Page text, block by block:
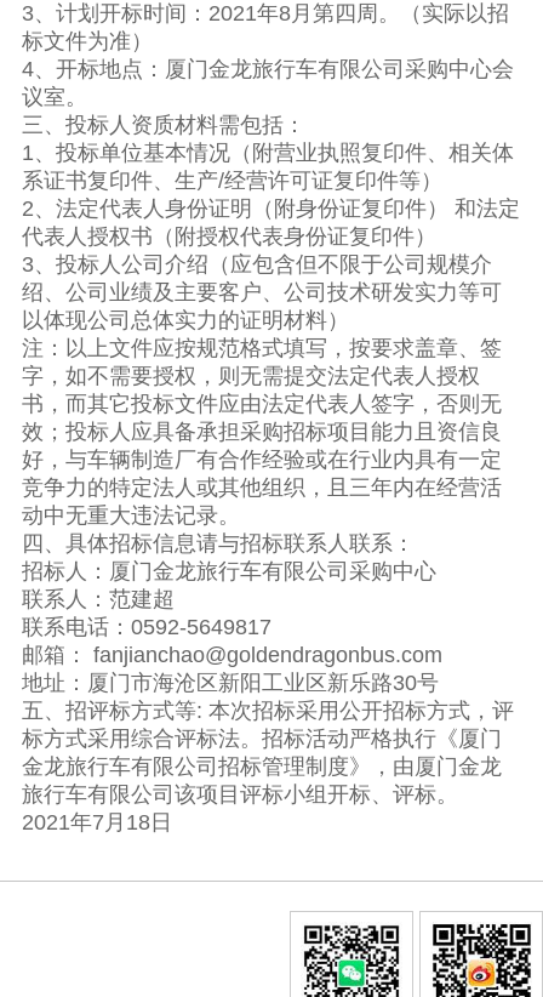
3、计划开标时间：2021年8月第四周。（实际以招
标文件为准）
4、开标地点：厦门金龙旅行车有限公司采购中心会
议室。
三、投标人资质材料需包括：
1、投标单位基本情况（附营业执照复印件、相关体
系证书复印件、生产/经营许可证复印件等）
2、法定代表人身份证明（附身份证复印件） 和法定
代表人授权书（附授权代表身份证复印件）
3、投标人公司介绍（应包含但不限于公司规模介
绍、公司业绩及主要客户、公司技术研发实力等可
以体现公司总体实力的证明材料）
注：以上文件应按规范格式填写，按要求盖章、签
字，如不需要授权，则无需提交法定代表人授权
书，而其它投标文件应由法定代表人签字，否则无
效；投标人应具备承担采购招标项目能力且资信良
好，与车辆制造厂有合作经验或在行业内具有一定
竞争力的特定法人或其他组织，且三年内在经营活
动中无重大违法记录。
四、具体招标信息请与招标联系人联系：
招标人：厦门金龙旅行车有限公司采购中心
联系人：范建超
联系电话：0592-5649817
邮箱： fanjianchao@goldendragonbus.com
地址：厦门市海沧区新阳工业区新乐路30号
五、招评标方式等: 本次招标采用公开招标方式，评
标方式采用综合评标法。招标活动严格执行《厦门
金龙旅行车有限公司招标管理制度》，由厦门金龙
旅行车有限公司该项目评标小组开标、评标。
2021年7月18日